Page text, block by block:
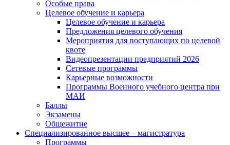
Особые права
Целевое обучение и карьера
Целевое обучение и карьера
Предложения целевого обучения
Мероприятия для поступающих по целевой
квоте
Видеопрезентации предприятий 2026
Сетевые программы
Карьерные возможности
Программы Военного учебного центра при
МАИ
Баллы
Экзамены
Общежитие
Специализированное высшее – магистратура
Программы